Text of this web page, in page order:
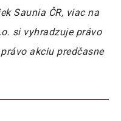
Saunia ČR, viac na
si vyhradzuje právo
akciu predčasne